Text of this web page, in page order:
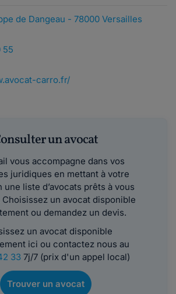
de Dangeau - 78000 Versailles
55
carro.fr/
un avocat
vous accompagne dans vos
juridiques en mettant à votre
une liste d’avocats prêts à vous
un avocat disponible
ou demandez un devis.
un avocat disponible
ici ou contactez nous au
337j/7 (prix d'un appel local)
Trouver un avocat